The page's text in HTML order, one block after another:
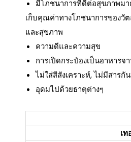
มีโภชนาการที่ดีต่อสุขภาพม
เก็บคุณค่าทางโภชนาการของวั
และสุขภาพ
ความดีและความสุข
การเปิดกระป๋องเป็นอาหาร
ไม่ใส่สีสังเคราะห์, ไม่มีสารกั
อุดมไปด้วยธาตุต่างๆ
เท